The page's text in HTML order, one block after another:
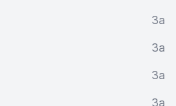
3a
3a
3a
3a